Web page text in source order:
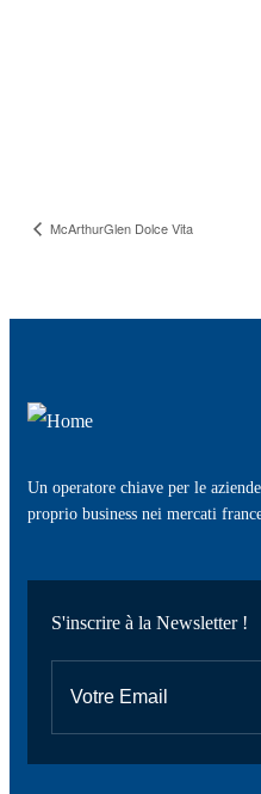
McArthurGlen Dolce Vita
Un operatore chiave per le
proprio business nei mercati
S'inscrire à la Newsletter !